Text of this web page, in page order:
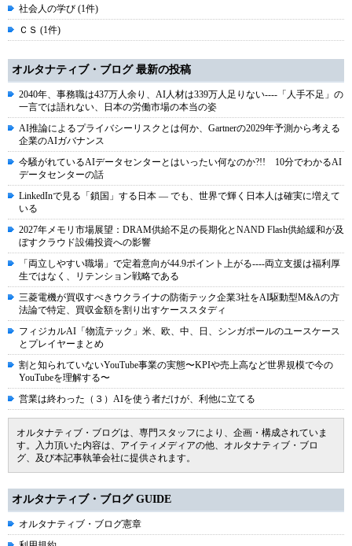
社会人の学び (1件)
ＣＳ (1件)
オルタナティブ・ブログ 最新の投稿
2040年、事務職は437万人余り、AI人材は339万人足りない----「人手不足」の
一言では語れない、日本の労働市場の本当の姿
AI推論によるプライバシーリスクとは何か、Gartnerの2029年予測から考える
企業のAIガバナンス
今騒がれているAIデータセンターとはいったい何なのか?!! 10分でわかるAI
データセンターの話
LinkedInで見る「鎖国」する日本 ― でも、世界で輝く日本人は確実に増えて
いる
2027年メモリ市場展望：DRAM供給不足の長期化とNAND Flash供給緩和が及
ぼすクラウド設備投資への影響
「両立しやすい職場」で定着意向が44.9ポイント上がる----両立支援は福利厚
生ではなく、リテンション戦略である
三菱電機が買収すべきウクライナの防衛テック企業3社をAI駆動型M&Aの方
法論で特定、買収金額を割り出すケーススタディ
フィジカルAI「物流テック」米、欧、中、日、シンガポールのユースケース
とプレイヤーまとめ
割と知られていないYouTube事業の実態〜KPIや売上高など世界規模で今の
YouTubeを理解する〜
営業は終わった（３）AIを使う者だけが、利他に立てる
オルタナティブ・ブログは、専門スタッフにより、企画・構成されていま
す。入力頂いた内容は、アイティメディアの他、オルタナティブ・ブロ
グ、及び本記事執筆会社に提供されます。
オルタナティブ・ブログ GUIDE
オルタナティブ・ブログ憲章